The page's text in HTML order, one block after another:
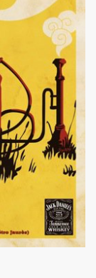
detaillee.
et HUGH
(Paris) :
a La
fabrique
par